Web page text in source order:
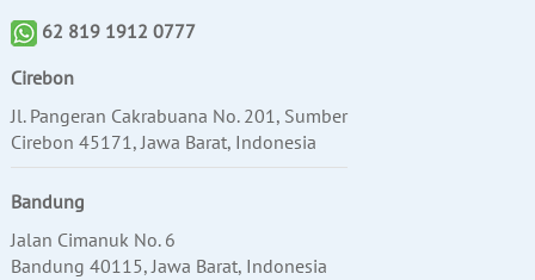
62 819 1912 0777
Cirebon
Jl. Pangeran Cakrabuana No. 201, Sumber
Cirebon 45171, Jawa Barat, Indonesia
Bandung
Jalan Cimanuk No. 6
Bandung 40115, Jawa Barat, Indonesia